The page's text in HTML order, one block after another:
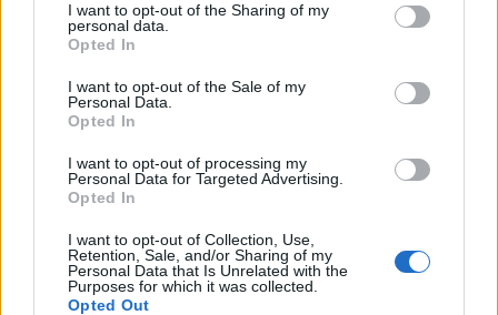
I want to opt-out of the Sharing of my
personal data.
Opted In
I want to opt-out of the Sale of my
Personal Data.
Opted In
I want to opt-out of processing my
Personal Data for Targeted Advertising.
Opted In
I want to opt-out of Collection, Use,
Retention, Sale, and/or Sharing of my
Personal Data that Is Unrelated with the
Purposes for which it was collected.
Opted Out
PASTEL DE JUDÍAS VERDES